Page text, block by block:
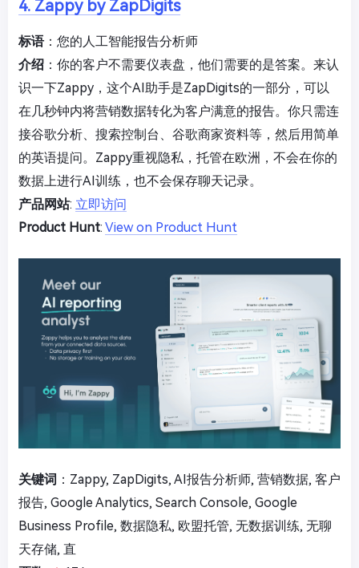
4. Zappy by ZapDigits
标语：您的人工智能报告分析师
介绍 ：你的客户不需要仪表盘，他们需要的是答案。来认
识一下Zappy，这个AI助手是ZapDigits的一部分，可以
在几秒钟内将营销数据转化为客户满意的报告。你只需连
接谷歌分析、搜索控制台、谷歌商家资料等，然后用简单
的英语提问。Zappy重视隐私，托管在欧洲，不会在你的
数据上进行AI训练，也不会保存聊天记录。
产品网站: 立即访问
Product Hunt: View on Product Hunt
关键词 ：Zappy, ZapDigits, AI报告分析师, 营销数据, 客户
报告, Google Analytics, Search Console, Google
Business Profile, 数据隐私, 欧盟托管, 无数据训练, 无聊
天存储, 直